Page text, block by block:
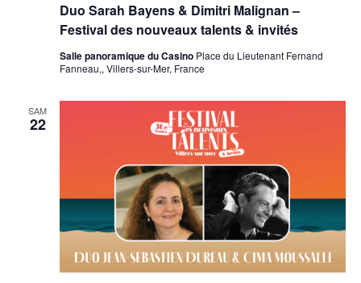
Duo Sarah Bayens & Dimitri Malignan –
Festival des nouveaux talents & invités
Salle panoramique du Casino Place du Lieutenant Fernand
Fanneau,, Villers-sur-Mer, France
SAM
22